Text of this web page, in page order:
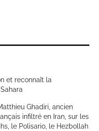
et reconnaît la
Ghadiri, ancien
infiltré en Iran, sur les
le Polisario, le Hezbollah